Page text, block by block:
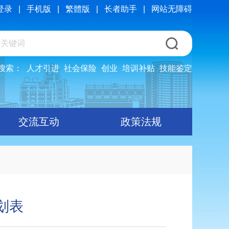
录 手机版 繁體版 长者助手 网站无障碍
索： 人才引进 社会保险 创业 培训补贴 技能鉴定
交流互动 政策法规
表